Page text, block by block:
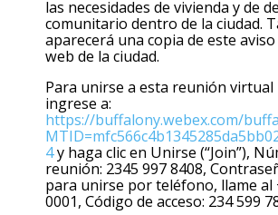
las necesidades de vivienda y de
comunitario dentro de la ciudad.
aparecerá una copia de este
web de la ciudad.
Para unirse a esta reunión virtual
ingrese a:
https://buffalony.webex.com/
4y haga clic en Unirse (“Join”),
reunión: 2345 997 8408,
para unirse por teléfono, llame al
0001, Código de acceso: 234 599